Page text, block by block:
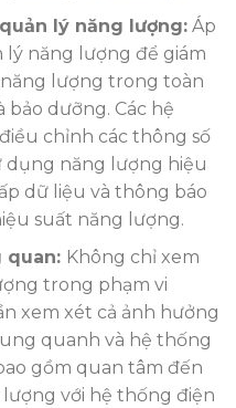
lý năng lượng:Áp
năng lượng để giám
lượng trong toàn
dưỡng. Các hệ
chỉnh các thông số
dụng năng lượng hiệu
dữ liệu và thông báo
suất năng lượng.
quan: Không chỉ xem
trong phạm vi
xem xét cả ảnh hưởng
quanh và hệ thống
gồm quan tâm đến
với hệ thống điện